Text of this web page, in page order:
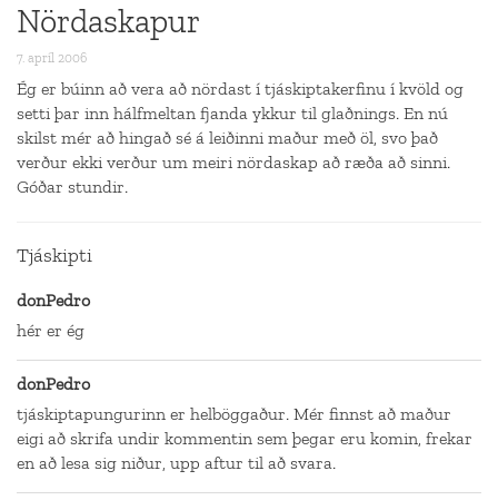
Nördaskapur
7. apríl 2006
Ég er búinn að vera að nördast í tjáskiptakerfinu í kvöld og
setti þar inn hálfmeltan fjanda ykkur til glaðnings. En nú
skilst mér að hingað sé á leiðinni maður með öl, svo það
verður ekki verður um meiri nördaskap að ræða að sinni.
Góðar stundir.
Tjáskipti
donPedro
hér er ég
donPedro
tjáskiptapungurinn er helböggaður. Mér finnst að maður
eigi að skrifa undir kommentin sem þegar eru komin, frekar
en að lesa sig niður, upp aftur til að svara.